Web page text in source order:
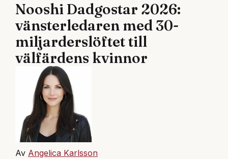
Nooshi Dadgostar 2026:
vänsterledaren med 30-
miljarderslöftet till
välfärdens kvinnor
Av Angelica Karlsson